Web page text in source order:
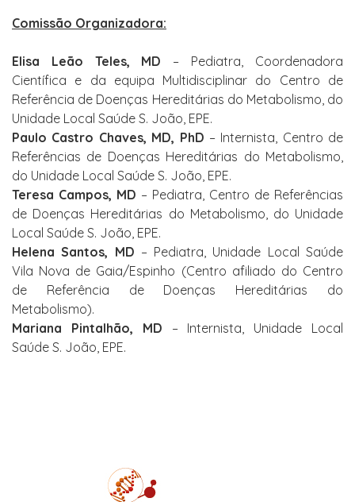
Comissão Organizadora:
Elisa Leão Teles, MD – Pediatra, Coordenadora
Científica e da equipa Multidisciplinar do Centro de
Referência de Doenças Hereditárias do Metabolismo, do
Unidade Local Saúde S. João, EPE.
Paulo Castro Chaves, MD, PhD – Internista, Centro de
Referências de Doenças Hereditárias do Metabolismo,
do Unidade Local Saúde S. João, EPE.
Teresa Campos, MD – Pediatra, Centro de Referências
de Doenças Hereditárias do Metabolismo, do Unidade
Local Saúde S. João, EPE.
Helena Santos, MD – Pediatra, Unidade Local Saúde
Vila Nova de Gaia/Espinho (Centro afiliado do Centro
de Referência de Doenças Hereditárias do
Metabolismo).
Mariana Pintalhão, MD – Internista, Unidade Local
Saúde S. João, EPE.